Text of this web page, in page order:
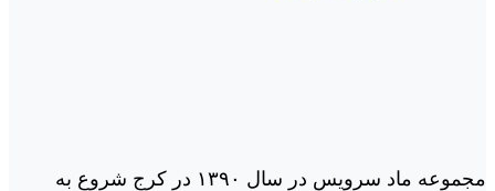
مجموعه ماد سرویس در سال ١٣٩٠ در کرج شروع به